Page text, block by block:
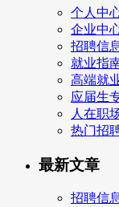
个人中
企业中
招聘信
就业指
高端就
应届生
人在职
热门招
最新文章
招聘信